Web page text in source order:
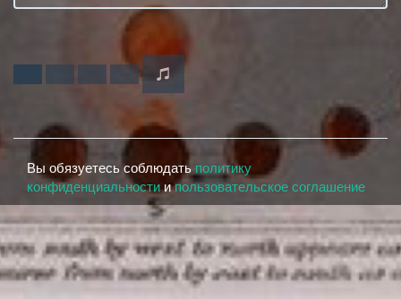
Вы обязуетесь соблюдать политику
конфиденциальностиипользовательское соглашение